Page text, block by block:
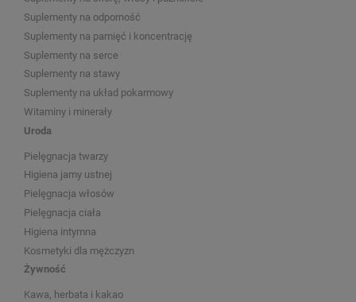
Suplementy na odporność
Suplementy na pamięć i koncentrację
Suplementy na serce
Suplementy na stawy
Suplementy na układ pokarmowy
Witaminy i minerały
Uroda
Pielęgnacja twarzy
Higiena jamy ustnej
Pielęgnacja włosów
Pielęgnacja ciała
Higiena intymna
Kosmetyki dla mężczyzn
Żywność
Kawa, herbata i kakao